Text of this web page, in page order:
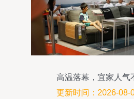
高温落幕，宜家人气
更新时间：2026-08-